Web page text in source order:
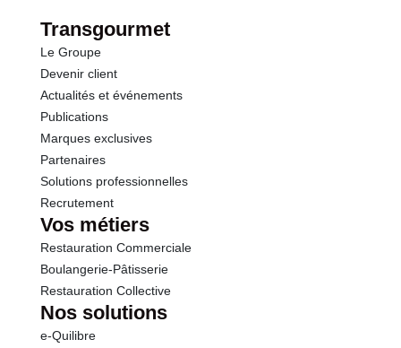
Transgourmet
Le Groupe
Devenir client
Actualités et événements
Publications
Marques exclusives
Partenaires
Solutions professionnelles
Recrutement
Vos métiers
Restauration Commerciale
Boulangerie-Pâtisserie
Restauration Collective
Nos solutions
e-Quilibre